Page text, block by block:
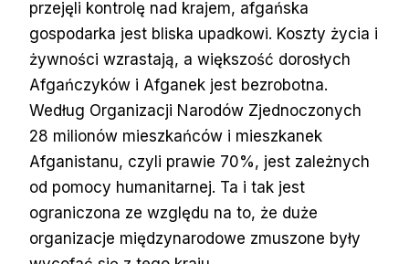
przejęli kontrolę nad krajem, afgańska
gospodarka jest bliska upadkowi. Koszty życia i
żywności wzrastają, a większość dorosłych
Afgańczyków i Afganek jest bezrobotna.
Według Organizacji Narodów Zjednoczonych
28 milionów mieszkańców i mieszkanek
Afganistanu, czyli prawie 70%, jest zależnych
od pomocy humanitarnej. Ta i tak jest
ograniczona ze względu na to, że duże
organizacje międzynarodowe zmuszone były